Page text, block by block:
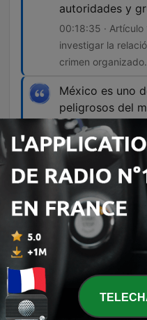
autoridades y
00:18:35 ·
investigar la
crimen organizado.
México es uno
peligrosos del
periodismo, y
evidencian la
protección de
00:27:26 · El
la gravedad de la
prensa en México.
Épisodes
1176 - Fue raptada por
a su domicilio |